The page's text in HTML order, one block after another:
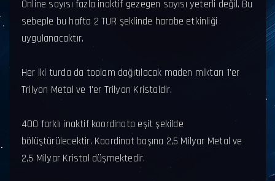
Online sayısı fazla inaktif gezegen sayısı yeterli değil. Bu
sebeple bu hafta 2 TUR şeklinde harabe etkinliği
uygulanacaktır.
Her iki turda da toplam dağıtılacak maden miktarı 1'er
Trilyon Metal ve 1'er Trilyon Kristaldir.
400 farklı inaktif koordinata eşit şekilde
bölüştürülecektir. Koordinat başına 2,5 Milyar Metal ve
2,5 Milyar Kristal düşmektedir.